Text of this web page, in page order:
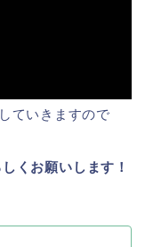
ていきますので
くお願いします！